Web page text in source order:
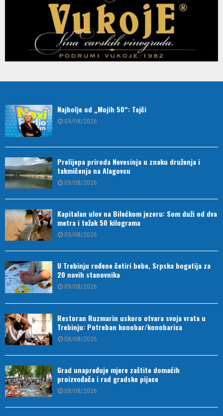
Najbolje od „Mojih 50“: Tajči
09/08/2026
Prelijepa priroda Nevesinja u znaku druženja i
takmičenja na Alagovcu
09/08/2026
Kapitalan ulov na Bilećkom jezeru: Som duži od dva
metra i težak 50 kilograma
09/08/2026
U Trebinju rođene četiri bebe, Srpska bogatija za
20 novih stanovnika
09/08/2026
Restoran Ruzmarin uskoro otvara svoja vrata u
Trebinju: Potreban konobar/konobarica
08/08/2026
Grad unapređuje mjere zaštite domaćih
proizvođača i rad gradske pijace
08/08/2026